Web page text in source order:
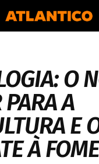
O
A
E
À FOME